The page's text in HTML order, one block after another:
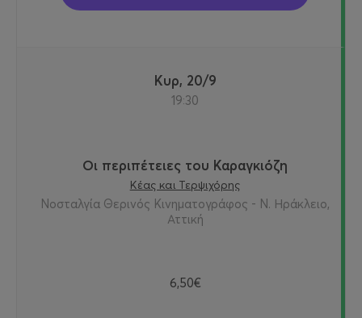
Κυρ, 20/9
19:30
Οι περιπέτειες του Καραγκιόζη
Κέας και Τερψιχόρης
Νοσταλγία Θερινός Κινηματογράφος - Ν. Ηράκλειο,
Αττική
6,50€